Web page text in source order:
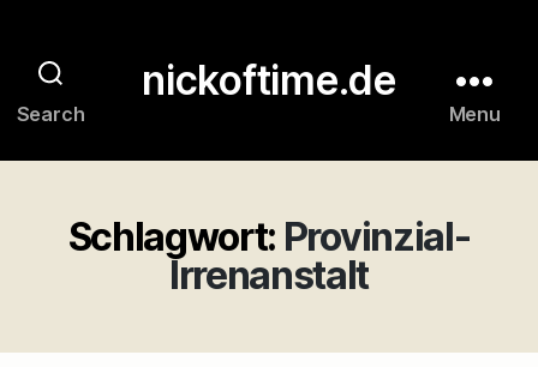
Search
nickoftime.de
Menu
Schlagwort: Provinzial-
Irrenanstalt